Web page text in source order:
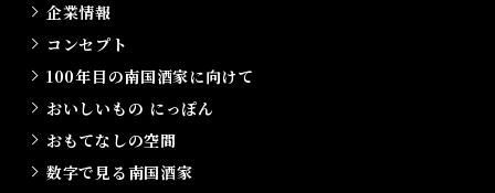
企業情報
コンセプト
100年目の南国酒家に向けて
おいしいもの にっぽん
おもてなしの空間
数字で見る南国酒家